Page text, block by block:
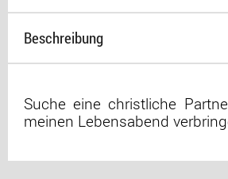
Beschreibung
Suche eine christliche
meinen Lebensabend